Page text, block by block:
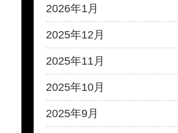
2026年1月
2025年12月
2025年11月
2025年10月
2025年9月